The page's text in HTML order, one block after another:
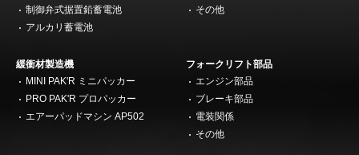
制御弁式据置鉛蓄電池
アルカリ蓄電池
その他
緩衝材製造機
MINI PAK'R ミニパッカー
PRO PAK'R プロパッカー
エアーパッドマシン AP502
フォークリフト部品
エンジン部品
ブレーキ部品
電装関係
その他